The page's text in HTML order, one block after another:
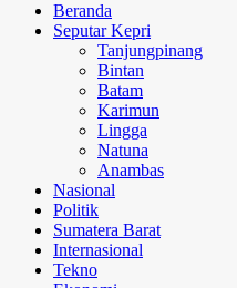
Beranda
Seputar Kepri
Tanjungpinang
Bintan
Batam
Karimun
Lingga
Natuna
Anambas
Nasional
Politik
Sumatera Barat
Internasional
Tekno